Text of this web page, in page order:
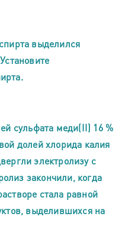
выделился
сульфата меди(II) 16 %
долей хлорида калия
электролизу с
закончили, когда
стала равной
выделившихся на